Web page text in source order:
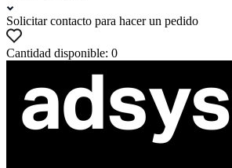
Solicitar contacto para hacer un pedido
Cantidad disponible: 0